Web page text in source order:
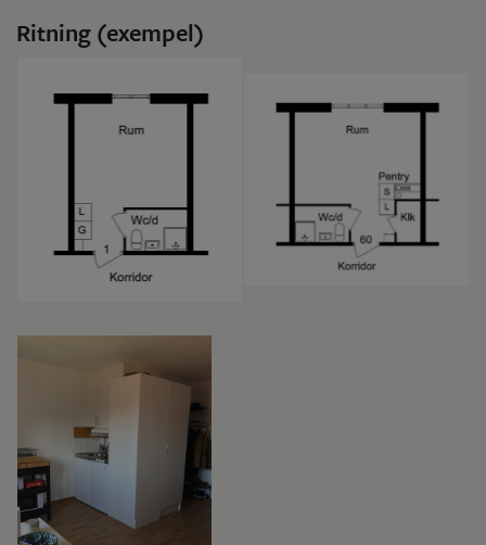
Ritning (exempel)